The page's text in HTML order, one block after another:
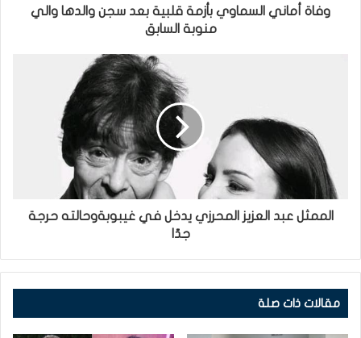
وفاة أماني السماوي بأزمة قلبية بعد سجن والدها والي
منوبة السابق
الممثل عبد العزيز المحرزي يدخل في غيبوبةوحالته حرجة
جدّا
مقالات ذات صلة